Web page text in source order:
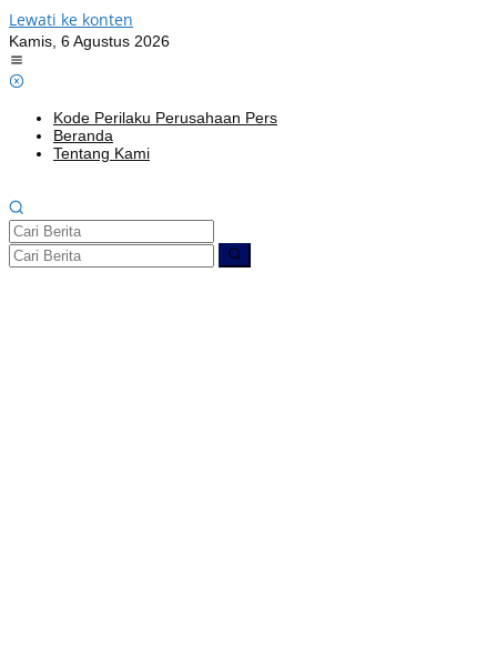
Lewati ke konten
Kamis, 6 Agustus 2026
Kode Perilaku Perusahaan Pers
Beranda
Tentang Kami